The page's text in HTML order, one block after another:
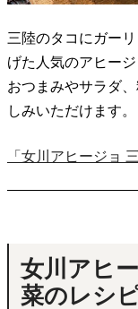
三陸のタコにガー
げた人気のアヒージ
おつまみやサラダ
しみいただけます。
「女川アヒージョ
女川アヒ
菜のレシ